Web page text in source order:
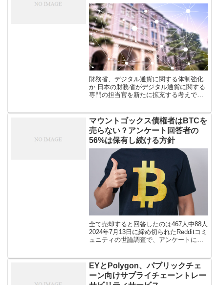
財務省、デジタル通貨に関する体制強化
か 日本の財務省がデジタル通貨に関する
専門の担当官を新たに拡充する考えであ
務省は、デジタル通貨への取り組み加
[…]
マウントゴックス債権者はBTCを
売らない？アンケート回答者の
56%は保有し続ける方針
全て売却すると回答したのは467人中88人
2024年7月13日に締め切られたRedditコミ
ュニティの世論調査で、アンケートに参
を保有し続ける方 […]
EYとPolygon、パブリックチェ
ーン向けサプライチェーントレー